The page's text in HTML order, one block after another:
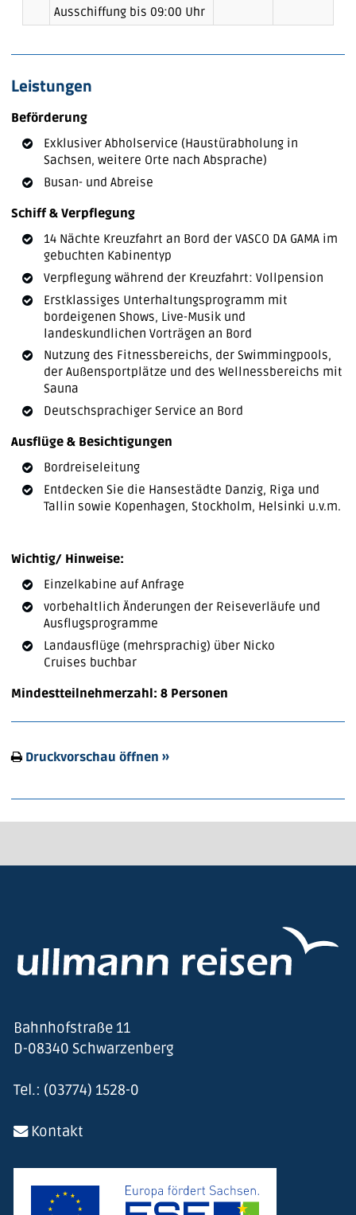
Ausschiffung bis 09:00 Uhr
Leistungen
Beförderung
Exklusiver Abholservice (Haustürabholung in
Sachsen, weitere Orte nach Absprache)
Busan- und Abreise
Schiff & Verpflegung
14 Nächte Kreuzfahrt an Bord der VASCO DA GAMA im
gebuchten Kabinentyp
Verpflegung während der Kreuzfahrt: Vollpension
Erstklassiges Unterhaltungsprogramm mit
bordeigenen Shows, Live-Musik und
landeskundlichen Vorträgen an Bord
Nutzung des Fitnessbereichs, der Swimmingpools,
der Außensportplätze und des Wellnessbereichs mit
Sauna
Deutschsprachiger Service an Bord
Ausflüge & Besichtigungen
Bordreiseleitung
Entdecken Sie die Hansestädte Danzig, Riga und
Tallin sowie Kopenhagen, Stockholm, Helsinki u.v.m.
Wichtig/ Hinweise:
Einzelkabine auf Anfrage
vorbehaltlich Änderungen der Reiseverläufe und
Ausflugsprogramme
Landausflüge (mehrsprachig) über Nicko
Cruises buchbar
Mindestteilnehmerzahl: 8 Personen
Druckvorschau öffnen »
Bahnhofstraße 11
D-08340 Schwarzenberg
Tel.: (03774) 1528-0
Kontakt